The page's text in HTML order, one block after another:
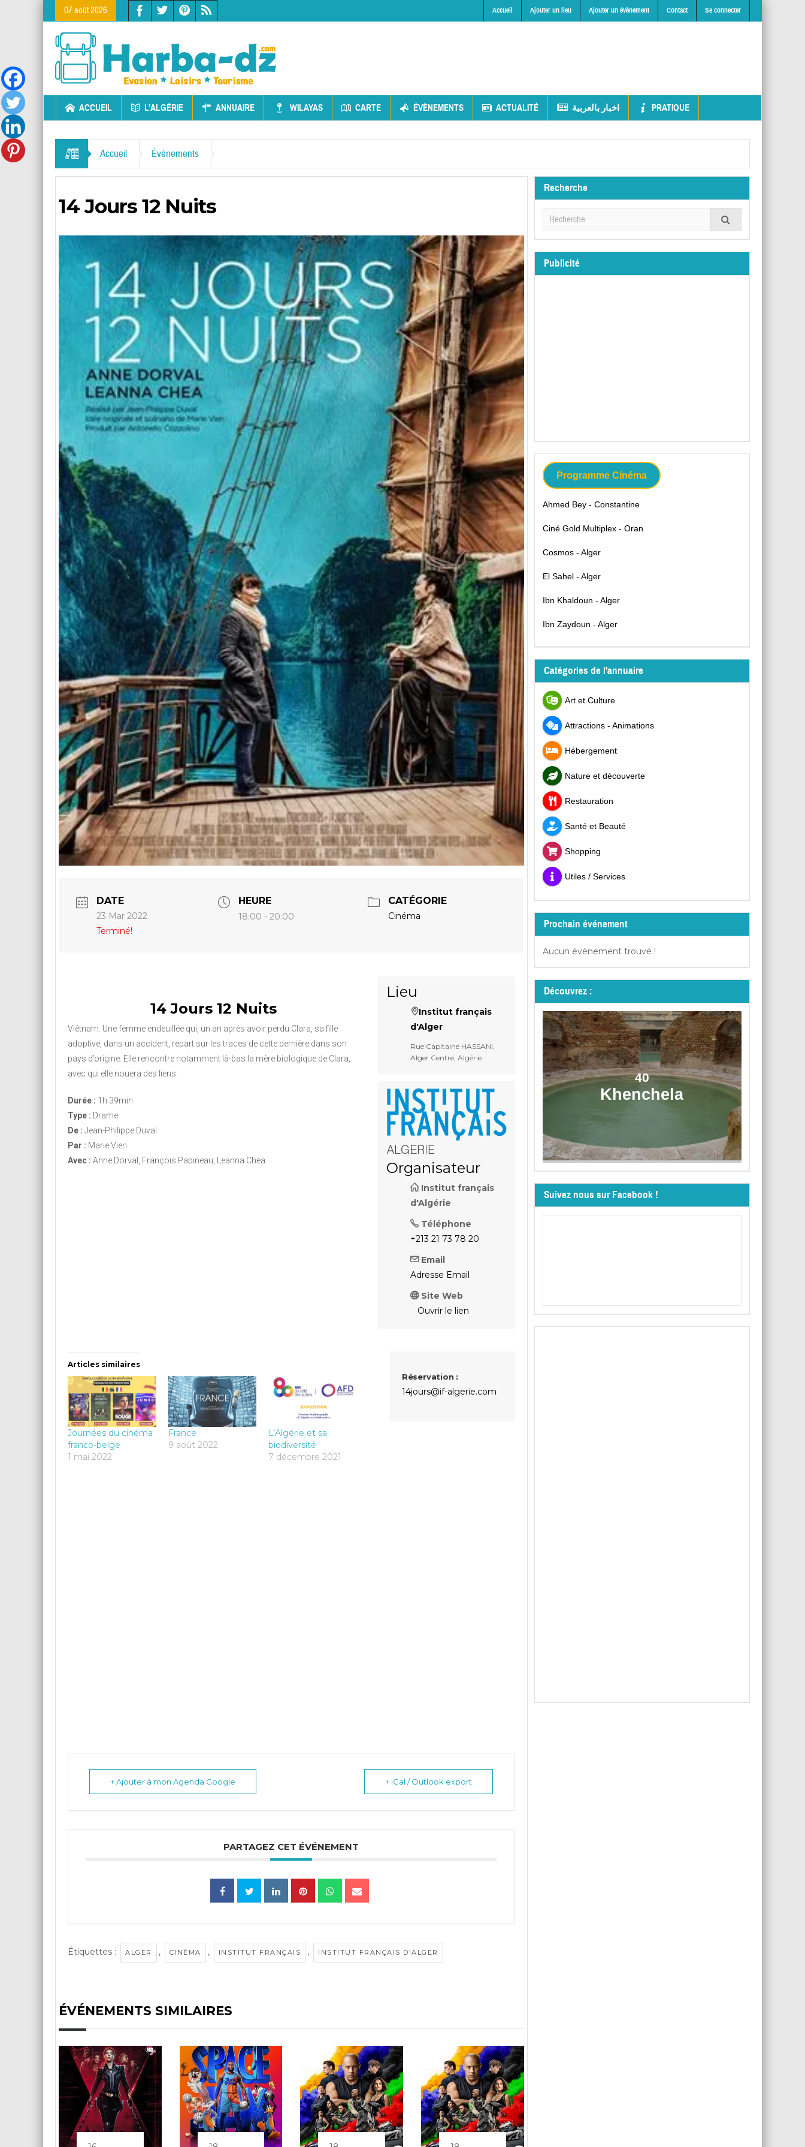
07 août 2026 Accueil Ajouter un lieu Ajouter un évènement Contact Se connecter
ACCUEIL L’ALGÉRIE ANNUAIRE WILAYAS CARTE ÉVÈNEMENTS ACTUALITÉ اخبار بالعربية PRATIQUE
Accueil Événements
14 Jours 12 Nuits
DATE
23 Mar 2022
Terminé!
HEURE
18:00 - 20:00
CATÉGORIE
Cinéma
14 Jours 12 Nuits
Viêtnam. Une femme endeuillée qui, un an après avoir perdu Clara, sa fille
adoptive, dans un accident, repart sur les traces de cette dernière dans son
pays d’origine. Elle rencontre notamment là-bas la mère biologique de Clara,
avec qui elle nouera des liens.
Durée : 1h 39min
Type : Drame
De : Jean-Philippe Duval
Par : Marie Vien
Avec : Anne Dorval, François Papineau, Leanna Chea
Articles similaires
Journées du cinéma
franco-belge
1 mai 2022
France
9 août 2022
L’Algérie et sa
biodiversité
7 décembre 2021
Lieu
Institut français
d'Alger
Rue Capitaine HASSANI,
Alger Centre, Algérie
Organisateur
Institut français
d'Algérie
Téléphone
+213 21 73 78 20
Email
Adresse Email
Site Web
Ouvrir le lien
Réservation :
14jours@if-algerie.com
+ Ajouter à mon Agenda Google + iCal / Outlook export
PARTAGEZ CET ÉVÉNEMENT
Étiquettes : ALGER , CINÉMA , INSTITUT FRANÇAIS , INSTITUT FRANÇAIS D'ALGER
ÉVÉNEMENTS SIMILAIRES
Recherche
Publicité
Programme Cinéma
Ahmed Bey - Constantine
Ciné Gold Multiplex - Oran
Cosmos - Alger
El Sahel - Alger
Ibn Khaldoun - Alger
Ibn Zaydoun - Alger
Catégories de l'annuaire
Art et Culture
Attractions - Animations
Hébergement
Nature et découverte
Restauration
Santé et Beauté
Shopping
Utiles / Services
Prochain événement
Aucun événement trouvé !
Découvrez :
40
Khenchela
Suivez nous sur Facebook !